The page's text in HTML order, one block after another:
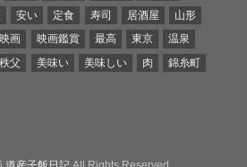
安い 定食 寿司 居酒屋
山形
映画 映画鑑賞 最高 東京
温泉
秩父 美味い 美味しい 肉
錦糸町